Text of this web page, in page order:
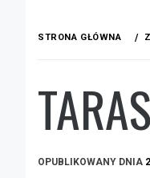
STRONA GŁÓWNA
OPUBLIKOWANY DNIA